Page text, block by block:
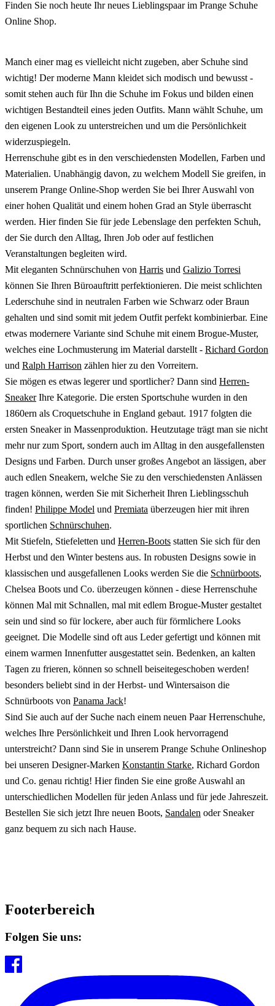
Finden Sie noch heute Ihr neues Lieblingspaar im Prange Schuhe
Online Shop.
Manch einer mag es vielleicht nicht zugeben, aber Schuhe sind
wichtig! Der moderne Mann kleidet sich modisch und bewusst -
somit stehen auch für Ihn die Schuhe im Fokus und bilden einen
wichtigen Bestandteil eines jeden Outfits. Mann wählt Schuhe, um
den eigenen Look zu unterstreichen und um die Persönlichkeit
widerzuspiegeln.
Herrenschuhe gibt es in den verschiedensten Modellen, Farben und
Materialien. Unabhängig davon, zu welchem Modell Sie greifen, in
unserem Prange Online-Shop werden Sie bei Ihrer Auswahl von
einer hohen Qualität und einem hohen Grad an Style überrascht
werden. Hier finden Sie für jede Lebenslage den perfekten Schuh,
der Sie durch den Alltag, Ihren Job oder auf festlichen
Veranstaltungen begleiten wird.
Mit eleganten Schnürschuhen von Harris und Galizio Torresi
können Sie Ihren Büroauftritt perfektionieren. Die meist schlichten
Lederschuhe sind in neutralen Farben wie Schwarz oder Braun
gehalten und sind somit mit jedem Outfit perfekt kombinierbar. Eine
etwas modernere Variante sind Schuhe mit einem Brogue-Muster,
welches eine Lochmusterung im Material darstellt - Richard Gordon
und Ralph Harrison zählen hier zu den Vorreitern.
Sie mögen es etwas legerer und sportlicher? Dann sind Herren-
SneakerIhre Kategorie. Die ersten Sportschuhe wurden in den
1860ern als Croquetschuhe in England gebaut. 1917 folgten die
ersten Sneaker in Massenproduktion. Heutzutage trägt man sie nicht
mehr nur zum Sport, sondern auch im Alltag in den ausgefallensten
Designs und Farben. Durch unser großes Angebot an lässigen, aber
auch edlen Sneakern, welche Sie zu den verschiedensten Anlässen
tragen können, werden Sie mit Sicherheit Ihren Lieblingsschuh
finden! Philippe Model und Premiata überzeugen hier mit ihren
sportlichen Schnürschuhen.
Mit Stiefeln, Stiefeletten und Herren-Boots statten Sie sich für den
Herbst und den Winter bestens aus. In robusten Designs sowie in
klassischen und ausgefallenen Looks werden Sie die Schnürboots,
Chelsea Boots und Co. überzeugen können - diese Herrenschuhe
können Mal mit Schnallen, mal mit edlem Brogue-Muster gestaltet
sein und sind so für lockere, aber auch für förmlichere Looks
geeignet. Die Modelle sind oft aus Leder gefertigt und können mit
einem warmen Innenfutter ausgestattet sein. Bedenken, an kalten
Tagen zu frieren, können so schnell beiseitegeschoben werden!
besonders beliebt sind in der Herbst- und Wintersaison die
Schnürboots von Panama Jack!
Sind Sie auch auf der Suche nach einem neuen Paar Herrenschuhe,
welches Ihre Persönlichkeit und Ihren Look hervorragend
unterstreicht? Dann sind Sie in unserem Prange Schuhe Onlineshop
bei unseren Designer-Marken Konstantin Starke, Richard Gordon
und Co. genau richtig! Hier finden Sie eine große Auswahl an
unterschiedlichen Modellen für jeden Anlass und für jede Jahreszeit.
Bestellen Sie sich jetzt Ihre neuen Boots, Sandalen oder Sneaker
ganz bequem zu sich nach Hause.
Footerbereich
Folgen Sie uns: